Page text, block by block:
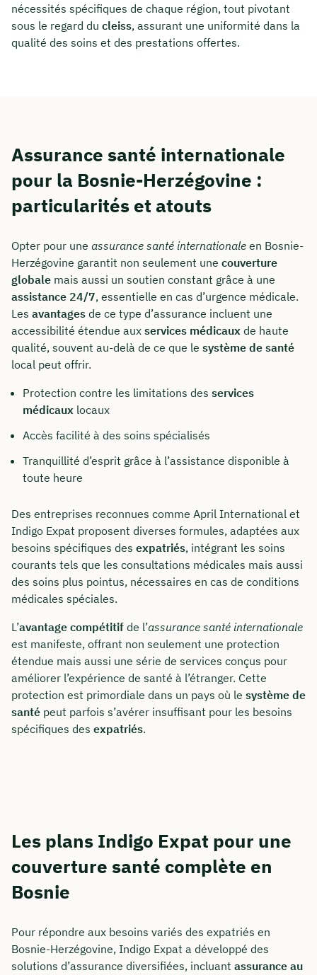
nécessités spécifiques de chaque région, tout pivotant
sous le regard du cleiss, assurant une uniformité dans la
qualité des soins et des prestations offertes.
Assurance santé internationale
pour la Bosnie-Herzégovine :
particularités et atouts
Opter pour une assurance santé internationale en Bosnie-
Herzégovine garantit non seulement une couverture
globale mais aussi un soutien constant grâce à une
assistance 24/7, essentielle en cas d’urgence médicale.
Les avantages de ce type d’assurance incluent une
accessibilité étendue aux services médicaux de haute
qualité, souvent au-delà de ce que le système de santé
local peut offrir.
Protection contre les limitations des services
médicaux locaux
Accès facilité à des soins spécialisés
Tranquillité d’esprit grâce à l’assistance disponible à
toute heure
Des entreprises reconnues comme April International et
Indigo Expat proposent diverses formules, adaptées aux
besoins spécifiques des expatriés, intégrant les soins
courants tels que les consultations médicales mais aussi
des soins plus pointus, nécessaires en cas de conditions
médicales spéciales.
L’avantage compétitif de l’assurance santé internationale
est manifeste, offrant non seulement une protection
étendue mais aussi une série de services conçus pour
améliorer l’expérience de santé à l’étranger. Cette
protection est primordiale dans un pays où le système de
santé peut parfois s’avérer insuffisant pour les besoins
spécifiques des expatriés.
Les plans Indigo Expat pour une
couverture santé complète en
Bosnie
Pour répondre aux besoins variés des expatriés en
Bosnie-Herzégovine, Indigo Expat a développé des
solutions d’assurance diversifiées, incluant assurance au
Comment nous joindre
Nous vous conseillons du lundi au vendredi de
+49 30 235 962 875
Visitez notre profil LinkedIn